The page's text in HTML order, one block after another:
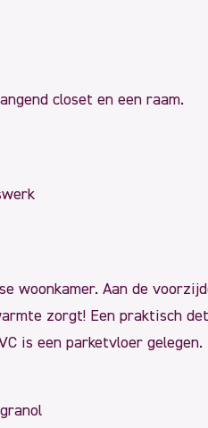
closet en een raam.
woonkamer. Aan de
zorgt! Een praktisch
is een parketvloer gelegen.